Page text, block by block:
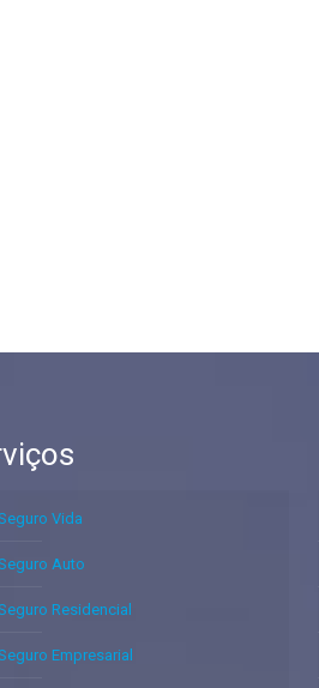
Vida
Auto
Residencial
Empresarial